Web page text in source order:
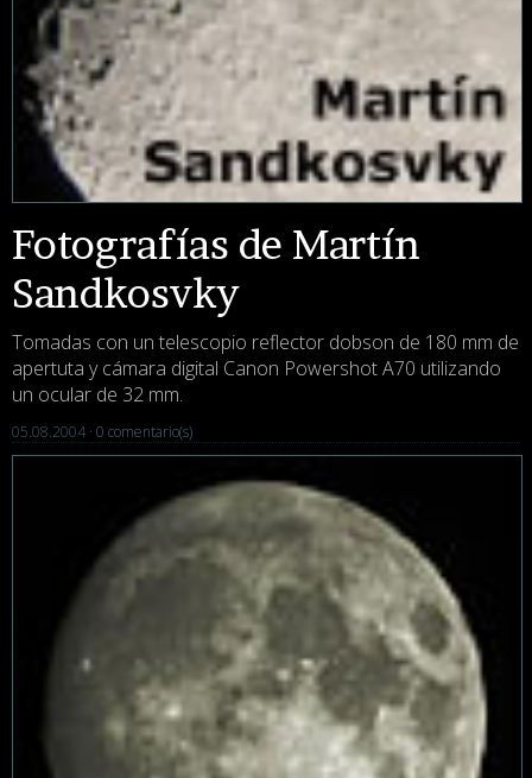
Fotografías de Martín
Sandkosvky
Tomadas con un telescopio reflector dobson de 180 mm de
apertuta y cámara digital Canon Powershot A70 utilizando
un ocular de 32 mm.
05.08.2004 · 0 comentario(s)